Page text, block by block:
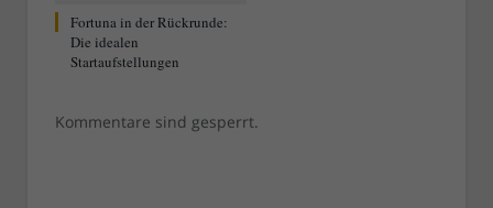
Fortuna in der Rückrunde:
Die idealen
Startaufstellungen
Kommentare sind gesperrt.